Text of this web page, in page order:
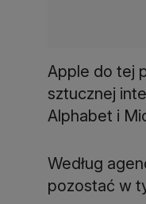
Apple do tej
sztucznej
Alphabet i
Według
pozostać w